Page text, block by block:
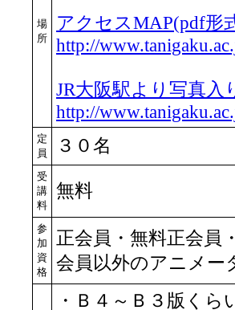
場
所
アクセスMAP(pdf形
http://
JR大阪駅より写真入
http://
定
員
３０名
受
講
料
無料
参
加
資
格
正会員・無料正会員
会員以外のアニメー
・Ｂ４～Ｂ３版く